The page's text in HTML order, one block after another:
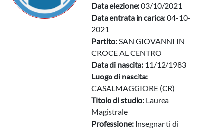
Data elezione:03/10/2021
Data entrata in carica:04-10-
2021
Partito:SAN GIOVANNI IN
CROCE AL CENTRO
Data di nascita: 11/12/1983
Luogo di nascita:
CASALMAGGIORE (CR)
Titolo di studio: Laurea
Magistrale
Professione: Insegnanti di